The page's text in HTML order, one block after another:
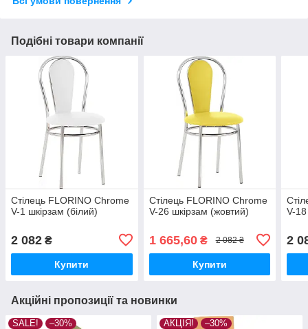
Подібні товари компанії
Стілець FLORINO Chrome
V-1 шкірзам (білий)
2 082 ₴
Купити
Стілець FLORINO Chrome
V-26 шкірзам (жовтий)
1 665,60₴ 2 082 ₴
Купити
V-
2
Акційні пропозиції та новинки
SALE! –30% АКЦІЯ! –30%